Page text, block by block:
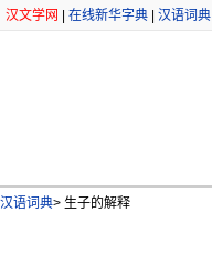
汉文学网 在线新华字典 汉语词典
汉语词典> 生子的解释